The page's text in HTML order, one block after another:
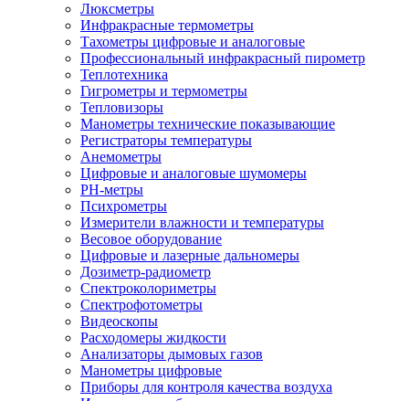
Люксметры
Инфракрасные термометры
Тахометры цифровые и аналоговые
Профессиональный инфракрасный пирометр
Теплотехника
Гигрометры и термометры
Тепловизоры
Манометры технические показывающие
Регистраторы температуры
Анемометры
Цифровые и аналоговые шумомеры
PH-метры
Психрометры
Измерители влажности и температуры
Весовое оборудование
Цифровые и лазерные дальномеры
Дозиметр-радиометр
Спектроколориметры
Спектрофотометры
Видеоскопы
Расходомеры жидкости
Анализаторы дымовых газов
Манометры цифровые
Приборы для контроля качества воздуха